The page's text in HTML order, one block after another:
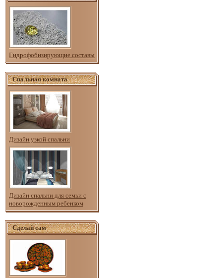
Гидрофобизирующие составы
Спальная комната
Дизайн узкой спальни
Дизайн спальни для семьи с
новорожденным ребенком
Сделай сам